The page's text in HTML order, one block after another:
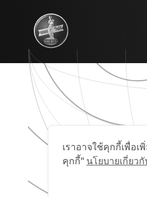
เราอาจใช้คุกกี้เพื่อ
คุกกี้" นโยบายเกี่ยว